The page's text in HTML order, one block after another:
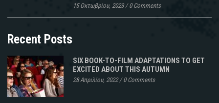
15 Οκτωβρίου, 2023/0 Comments
Recent Posts
SIX BOOK-TO-FILM ADAPTATIONS TO GET
EXCITED ABOUT THIS AUTUMN
28 Απριλίου, 2022/0 Comments